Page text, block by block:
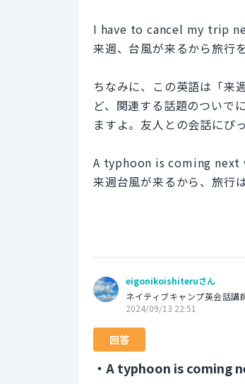
I have to cancel my trip
来週、台風が来るから旅行
ちなみに、この英語は「来
ど、関連する話題のついで
ますよ。友人との会話にぴ
A typhoon is coming
来週台風が来るから、旅行
eigonikoishiteruさん
ネイティブキャンプ英会話講
2024/09/13 22:51
回答
・A typhoon is coming